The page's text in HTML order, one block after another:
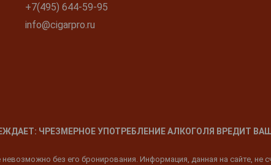
+7(495) 644-59-95
info@cigarpro.ru
ЧРЕЗМЕРНОЕ УПОТРЕБЛЕНИЕ АЛКОГОЛЯ ВРЕДИТ
без его бронирования. Информация, данная на сайте,